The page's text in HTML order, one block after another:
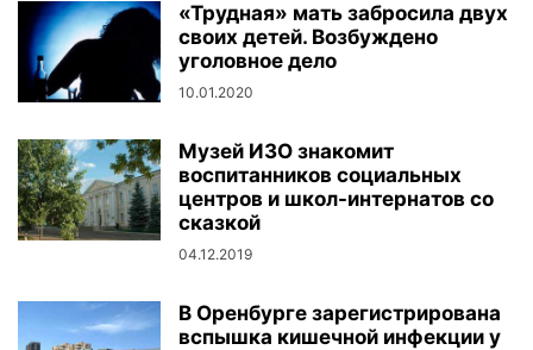
«Трудная» мать забросила двух
своих детей. Возбуждено
уголовное дело
10.01.2020
Музей ИЗО знакомит
воспитанников социальных
центров и школ-интернатов со
сказкой
04.12.2019
В Оренбурге зарегистрирована
вспышка кишечной инфекции у